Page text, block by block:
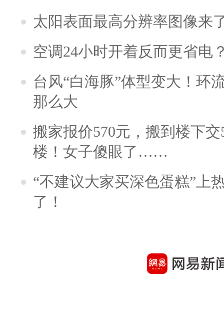
太阳表面最高分辨率图像来
空调24小时开着反而更省电
台风“白海豚”体型变大！环
那么大
搬家报价570元，搬到楼下
楼！女子傻眼了……
“不建议大家买深色蛋糕”上
了！